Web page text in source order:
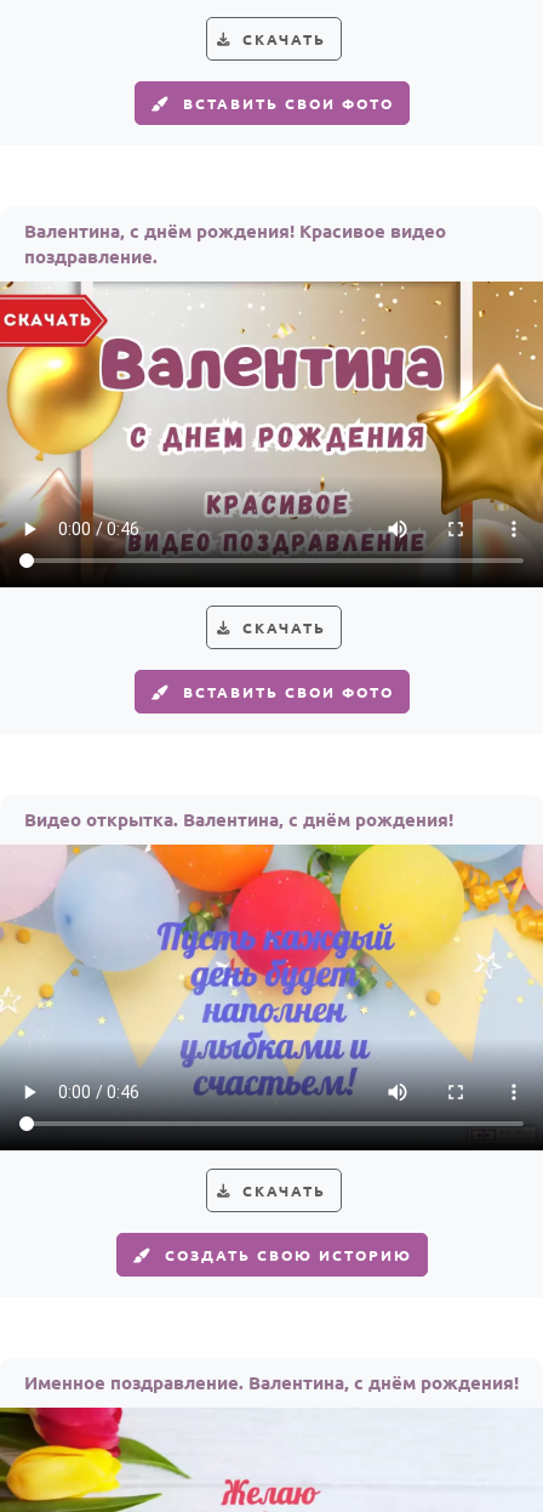
СКАЧАТЬ
ВСТАВИТЬ СВОИ ФОТО
Валентина, с днём рождения! Красивое видео
поздравление.
СКАЧАТЬ
ВСТАВИТЬ СВОИ ФОТО
Видео открытка. Валентина, с днём рождения!
СКАЧАТЬ
СОЗДАТЬ СВОЮ ИСТОРИЮ
Именное поздравление. Валентина, с днём рождения!